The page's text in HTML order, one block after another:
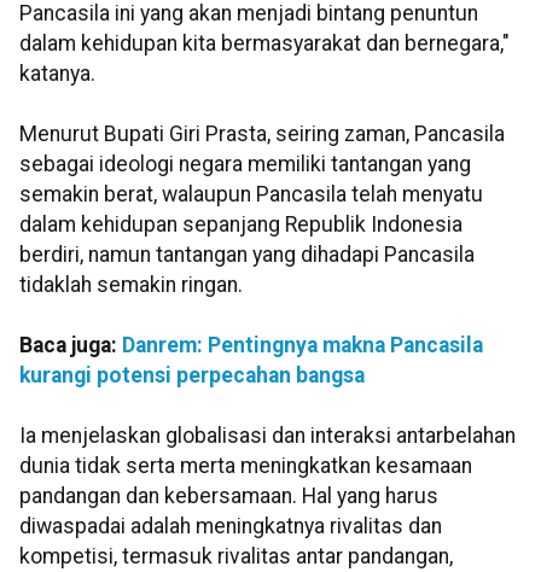
Pancasila ini yang akan menjadi bintang penuntun
dalam kehidupan kita bermasyarakat dan bernegara,"
katanya.
Menurut Bupati Giri Prasta, seiring zaman, Pancasila
sebagai ideologi negara memiliki tantangan yang
semakin berat, walaupun Pancasila telah menyatu
dalam kehidupan sepanjang Republik Indonesia
berdiri, namun tantangan yang dihadapi Pancasila
tidaklah semakin ringan.
Baca juga: Danrem: Pentingnya makna Pancasila
kurangi potensi perpecahan bangsa
Ia menjelaskan globalisasi dan interaksi antarbelahan
dunia tidak serta merta meningkatkan kesamaan
pandangan dan kebersamaan. Hal yang harus
diwaspadai adalah meningkatnya rivalitas dan
kompetisi, termasuk rivalitas antar pandangan,